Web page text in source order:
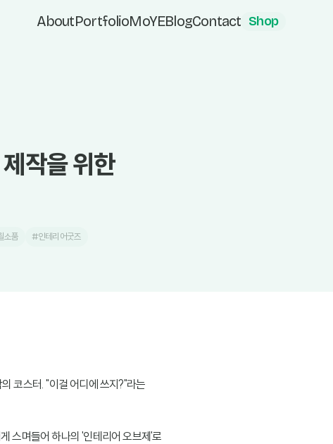
AboutPortfolioMoYEBlogContact Shop
작을 위한
소품 #인테리어굿즈
코스터. "이걸 어디에 쓰지?"라는
스며들어 하나의 '인테리어 오브제'로